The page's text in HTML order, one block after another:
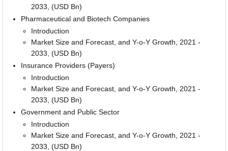
2033, (USD Bn)
Pharmaceutical and Biotech Companies
Introduction
Market Size and Forecast, and Y-o-Y Growth, 2021 -
2033, (USD Bn)
Insurance Providers (Payers)
Introduction
Market Size and Forecast, and Y-o-Y Growth, 2021 -
2033, (USD Bn)
Government and Public Sector
Introduction
Market Size and Forecast, and Y-o-Y Growth, 2021 -
2033, (USD Bn)